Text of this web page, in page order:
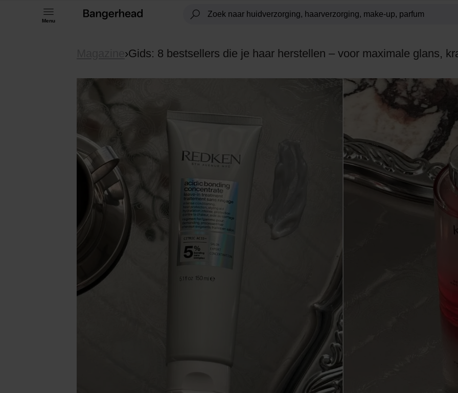
Menu
›Gids: 8 bestsellers die je haar herstellen – voor maximale glans,